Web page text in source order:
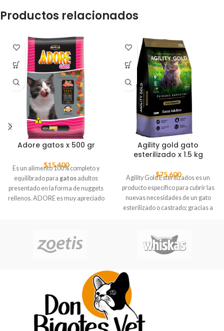
Productos relacionados
Adore gatos x 500 gr
$15.400
Es un alimento 100% completo y
equilibrado para gatos adultos
presentado en la forma de nuggets
rellenos. ADORE es muy apreciado
crocantes; espinaca, pollo y arroz.
Agility gold gato
esterilizado x 1.5 kg
$75.600
Agility Gold Esterilizados es un
producto específico para cubrir las
nuevas necesidades de un gato
esterilizado o castrado; gracias a
animal, manteniendo la masa
muscular y favoreciendo la
contenido en grasas, sin afectar la
apetencia. Contamos con la
inclusión de L-Carnitina que
favorece la movilización de grasas
y musculatura magra. Favorece la
salud del tracto urinario a través